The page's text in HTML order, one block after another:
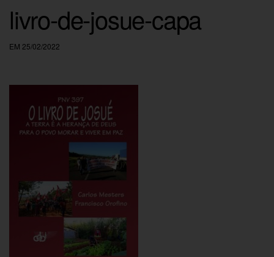
livro-de-josue-capa
EM 25/02/2022